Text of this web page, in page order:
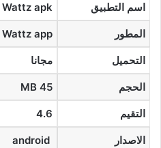
اسم التطبيق Wattz apk
المطور Wattz app
التحميل مجانا
الحجم 45 MB
التقيم 4.6
الاصدار